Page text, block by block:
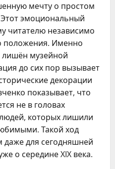
мечту о простом
эмоциональный
читателю независимо
положения. Именно
лишён музейной
до сих пор вызывает
декорации
показывает, что
не в головах
которых лишили
Такой ход
даже для сегодняшней
о середине XIX века.